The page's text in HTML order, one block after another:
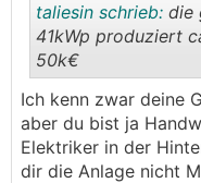
taliesin schrieb: die
41kWp produziert
50k€
Ich kenn zwar deine
aber du bist ja
Elektriker in der
dir die Anlage nicht